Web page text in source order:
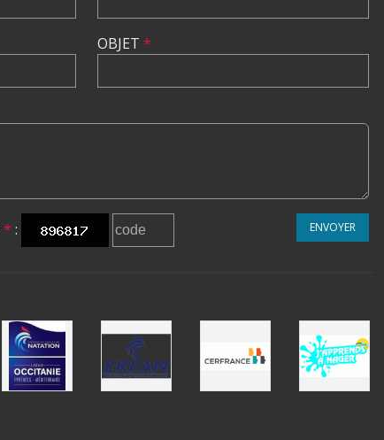
OBJET *
* : ENVOYER